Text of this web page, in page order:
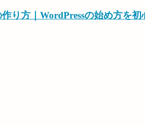
り方｜WordPressの始め方を